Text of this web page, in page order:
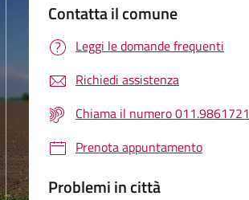
Contatta il comune
Leggi le domande frequenti
Richiedi assistenza
Chiama il numero 011.9861721
Prenota appuntamento
Problemi in città